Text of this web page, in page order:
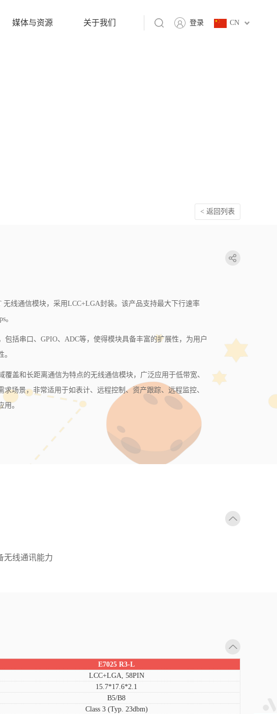
CN
登录
媒体与资源 关于我们
< 返回列表
无线通信模块，采用LCC+LGA封装。该产品支持最大下行速率
。
包括串口、GPIO、ADC等，使得模块具备丰富的扩展性，为用户
覆盖和长距离通信为特点的无线通信模块，广泛应用于低带宽、
场景，非常适用于如表计、远程控制、资产跟踪、远程监控、
。
无线通讯能力
E7025 R3-L
LCC+LGA, 58PIN
15.7*17.6*2.1
B5/B8
Class 3 (Typ. 23dbm)